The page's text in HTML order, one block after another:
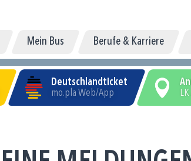
Mein Bus Berufe & Karriere
Deutschlandticket
mo.pla Web/App